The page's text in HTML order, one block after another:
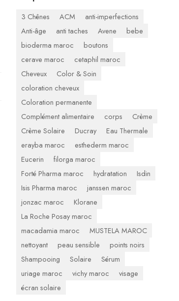
3 Chênes ACM
anti-imperfections
Anti-âge
anti taches Avene
bebe
bioderma maroc
boutons
cerave maroc
cetaphil maroc
Cheveux
Color & Soin
coloration cheveux
Coloration permanente
Complément alimentaire
corps
Crème
Crème Solaire
Ducray
Eau Thermale
erayba maroc
esthederm maroc
Eucerin
filorga maroc
Forté Pharma maroc
hydratation
Isdin
Isis Pharma maroc
janssen maroc
jonzac maroc
Klorane
La Roche Posay maroc
macadamia maroc
MUSTELA MAROC
nettoyant
peau sensible
points noirs
Shampooing
Solaire
Sérum
uriage maroc
vichy maroc
visage
écran solaire